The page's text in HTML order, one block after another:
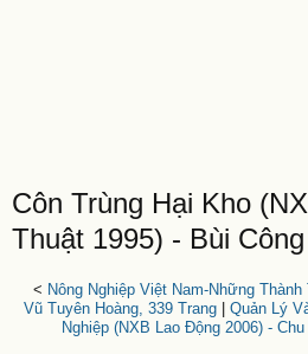
Côn Trùng Hại Kho
Thuật 1995) - Bùi
< Nông Nghiệp Việt Nam-Những
Vũ Tuyên Hoàng, 339 Trang
Quản Lý
Nghiệp (NXB Lao Động 2006) -